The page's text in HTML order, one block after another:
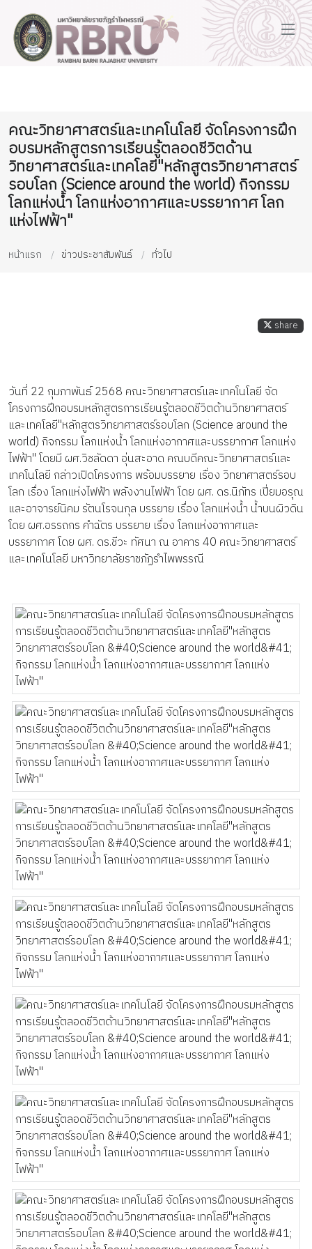
คณะวิทยาศาสตร์และเทคโนโลยี จัดโครงการฝึก
อบรมหลักสูตรการเรียนรู้ตลอดชีวิตด้าน
วิทยาศาสตร์และเทคโลยี"หลักสูตรวิทยาศาสตร์
รอบโลก (Science around the world) กิจกรรม
โลกแห่งน้ำ โลกแห่งอากาศและบรรยากาศ โลก
แห่งไฟฟ้า"
หน้าแรก ข่าวประชาสัมพันธ์ ทั่วไป
share
วันที่ 22 กุมภาพันธ์ 2568 คณะวิทยาศาสตร์และเทคโนโลยี จัด
โครงการฝึกอบรมหลักสูตรการเรียนรู้ตลอดชีวิตด้านวิทยาศาสตร์
และเทคโลยี"หลักสูตรวิทยาศาสตร์รอบโลก (Science around the
world) กิจกรรม โลกแห่งน้ำ โลกแห่งอากาศและบรรยากาศ โลกแห่ง
ไฟฟ้า" โดยมี ผศ.วิชลัดดา อุ่นสะอาด คณบดีคณะวิทยาศาสตร์และ
เทคโนโลยี กล่าวเปิดโครงการ พร้อมบรรยาย เรื่อง วิทยาศาสตร์รอบ
โลก เรื่อง โลกแห่งไฟฟ้า พลังงานไฟฟ้า โดย ผศ. ดร.นิภัทร เปี่ยมอรุณ
และอาจารย์นิคม รัตนโรจนกุล บรรยาย เรื่อง โลกแห่งน้ำ น้ำบนผิวดิน
โดย ผศ.อรรถกร คำฉัตร บรรยาย เรื่อง โลกแห่งอากาศและ
บรรยากาศ โดย ผศ. ดร.ชีวะ ทัศนา ณ อาคาร 40 คณะวิทยาศาสตร์
และเทคโนโลยี มหาวิทยาลัยราชภัฏรำไพพรรณี